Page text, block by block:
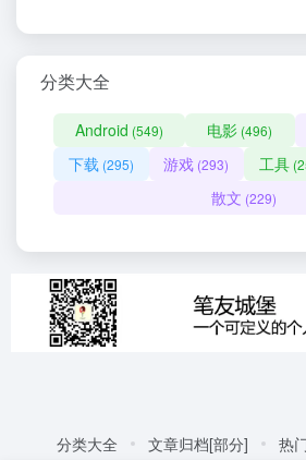
分类大全
Android (549) 电影 (496)
下载 (295) 游戏 (293) 工具
散文 (229)
分类大全 文章归档[部分] 热